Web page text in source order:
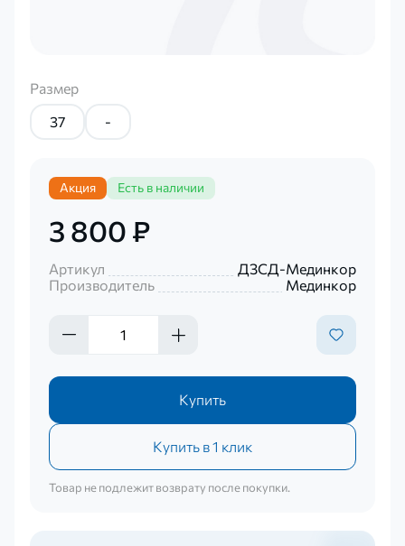
Размер
37
-
Акция Есть в наличии
3 800 ₽
Артикул
ДЗСД-Мединкор
Производитель
Мединкор
Купить
Купить в 1 клик
Товар не подлежит возврату после покупки.